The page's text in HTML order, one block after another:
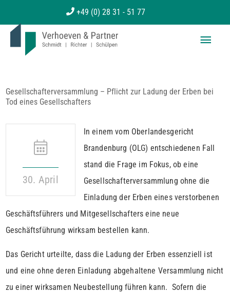
Inhalt
+49 (0) 28 31 - 51 77
Gesellschafterversammlung – Pflicht zur Ladung der Erben bei
Tod eines Gesellschafters
30. April
In einem vom Oberlandesgericht
Brandenburg (OLG) entschiedenen Fall
stand die Frage im Fokus, ob eine
Gesellschafterversammlung ohne die
Einladung der Erben eines verstorbenen
Geschäftsführers und Mitgesellschafters eine neue
Geschäftsführung wirksam bestellen kann.
Das Gericht urteilte, dass die Ladung der Erben essenziell ist
und eine ohne deren Einladung abgehaltene Versammlung nicht
zu einer wirksamen Neubestellung führen kann. Sofern die